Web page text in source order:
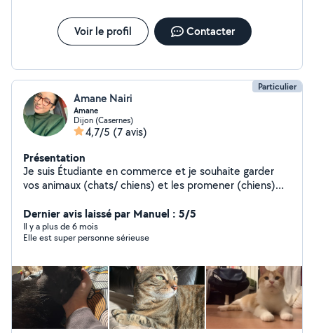
Voir le profil Contacter
Particulier
Amane Nairi
Amane
Dijon (Casernes)
4,7/5 (7 avis)
Présentation
Je suis Étudiante en commerce et je souhaite garder
vos animaux (chats/ chiens) et les promener (chiens)
Dernier avis laissé par Manuel : 5/5
Il y a plus de 6 mois
Elle est super personne sérieuse